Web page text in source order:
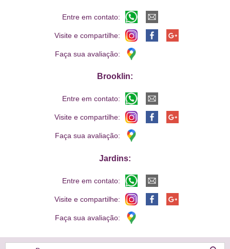
Entre em contato:
Visite e compartilhe:
Faça sua avaliação:
Brooklin:
Entre em contato:
Visite e compartilhe:
Faça sua avaliação:
Jardins:
Entre em contato:
Visite e compartilhe:
Faça sua avaliação: